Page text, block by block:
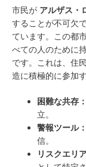
市民が アルザス・
することが不可欠
ています。この都
べての人のために
です。これは、住
造に積極的に参加
困難な共存：
立。
警報ツール：
信。
リスクエリ